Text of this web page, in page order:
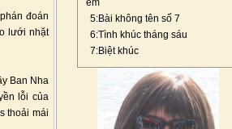
đoán
lưới nhặt
Ban Nha
lỗi của
thoải mái
em
5:Bài không tên số 7
6:Tình khúc tháng sáu
7:Biệt khúc